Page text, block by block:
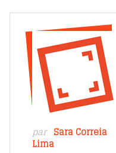
par Sara Correia
Lima